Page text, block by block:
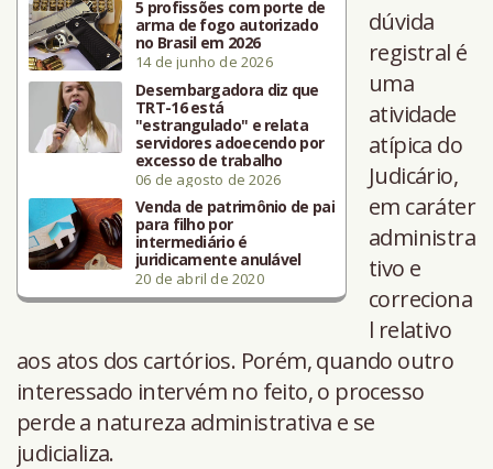
5 profissões com porte de
arma de fogo autorizado
no Brasil em 2026
14 de junho de 2026
Desembargadora diz que
TRT-16 está
"estrangulado" e relata
servidores adoecendo por
excesso de trabalho
06 de agosto de 2026
Venda de patrimônio de pai
para filho por
intermediário é
juridicamente anulável
20 de abril de 2020
dúvida
registral é
uma
atividade
atípica do
Judicário,
em caráter
administra
tivo e
correciona
l relativo
aos atos dos cartórios. Porém, quando outro
interessado intervém no feito, o processo
perde a natureza administrativa e se
judicializa.